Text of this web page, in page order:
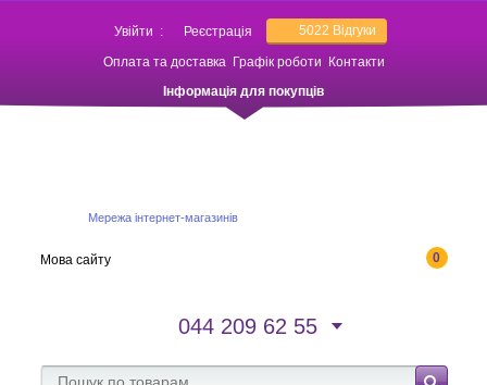
Увійти : Реєстрація 5022 Відгуки
Оплата та доставка Графік роботи
Контакти
Інформація для покупців
Мережа інтернет-магазинів
0
Мова сайту
044 209 62 55